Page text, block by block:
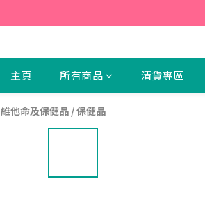
主頁 所有商品 清貨專區
維他命及保健品 /保健品